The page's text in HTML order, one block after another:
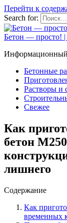
Перейти к
Search for:
Бетон — просто! |
Информационный
Бетонные
Растворы и
Свежее
Как
бетон
лишнего
Содержание
Как
временных